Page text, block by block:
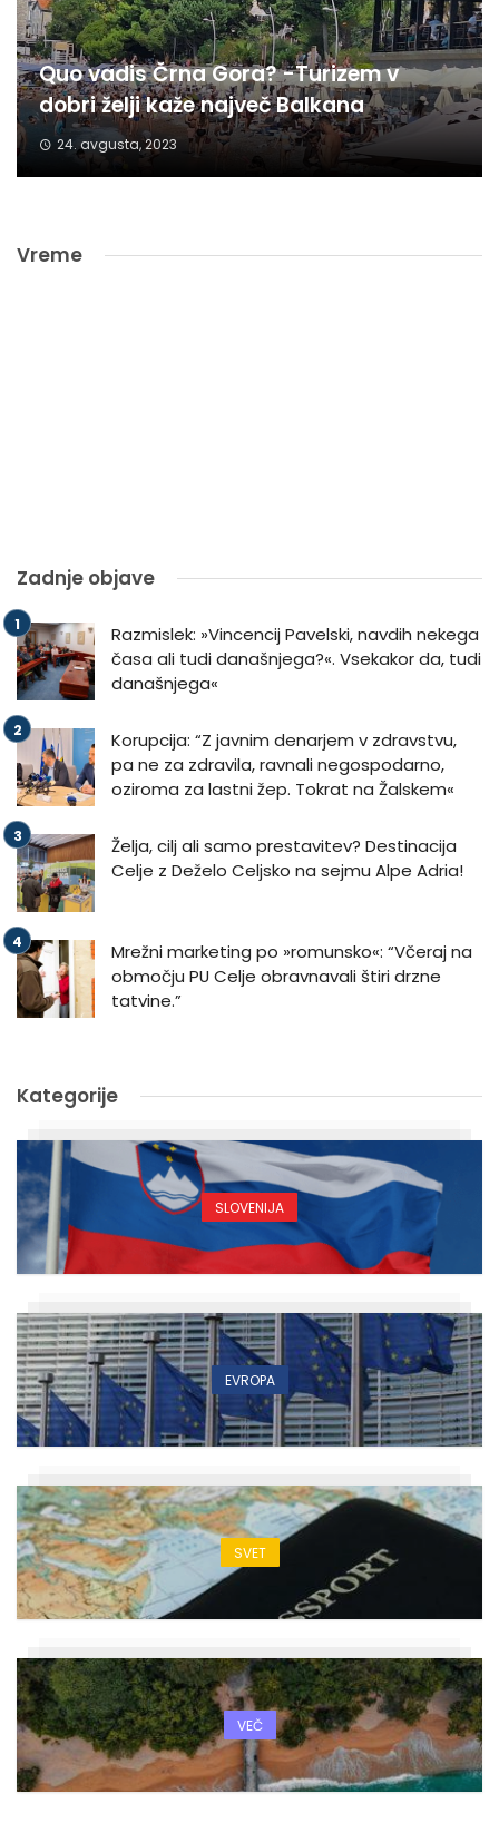
Quo vadis Črna Gora? -Turizem v
dobri želji kaže največ Balkana
24. avgusta, 2023
Vreme
Zadnje objave
Razmislek: »Vincencij Pavelski, navdih nekega
časa ali tudi današnjega?«. Vsekakor da, tudi
današnjega«
Korupcija: “Z javnim denarjem v zdravstvu,
pa ne za zdravila, ravnali negospodarno,
oziroma za lastni žep. Tokrat na Žalskem«
Želja, cilj ali samo prestavitev? Destinacija
Celje z Deželo Celjsko na sejmu Alpe Adria!
Mrežni marketing po »romunsko«: “Včeraj na
območju PU Celje obravnavali štiri drzne
tatvine.”
Kategorije
SLOVENIJA
EVROPA
SVET
VEČ